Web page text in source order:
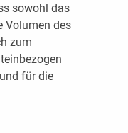
sowohl das
Volumen des
zum
für die